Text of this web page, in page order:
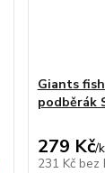
Giants
podběrák
279 Kč/
231 Kč bez